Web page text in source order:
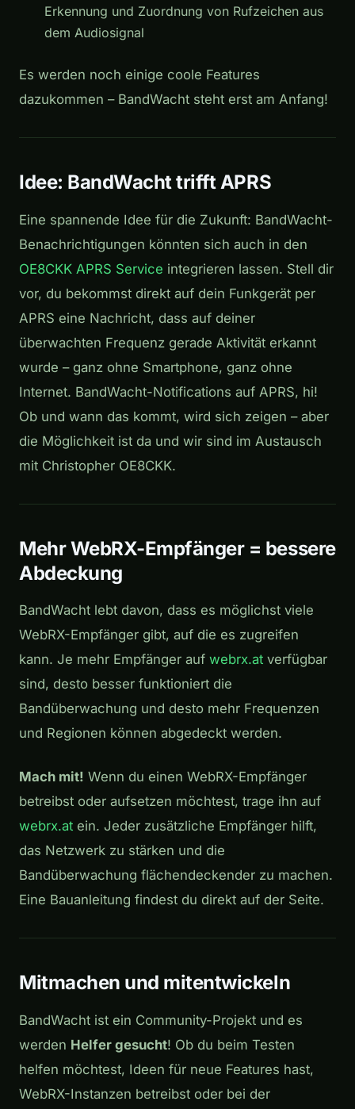
Erkennung und Zuordnung von Rufzeichen aus
dem Audiosignal
Es werden noch einige coole Features
dazukommen – BandWacht steht erst am Anfang!
Idee: BandWacht trifft APRS
Eine spannende Idee für die Zukunft: BandWacht-
Benachrichtigungen könnten sich auch in den
OE8CKK APRS Service integrieren lassen. Stell dir
vor, du bekommst direkt auf dein Funkgerät per
APRS eine Nachricht, dass auf deiner
überwachten Frequenz gerade Aktivität erkannt
wurde – ganz ohne Smartphone, ganz ohne
Internet. BandWacht-Notifications auf APRS, hi!
Ob und wann das kommt, wird sich zeigen – aber
die Möglichkeit ist da und wir sind im Austausch
mit Christopher OE8CKK.
Mehr WebRX-Empfänger = bessere
Abdeckung
BandWacht lebt davon, dass es möglichst viele
WebRX-Empfänger gibt, auf die es zugreifen
kann. Je mehr Empfänger auf webrx.at verfügbar
sind, desto besser funktioniert die
Bandüberwachung und desto mehr Frequenzen
und Regionen können abgedeckt werden.
Mach mit! Wenn du einen WebRX-Empfänger
betreibst oder aufsetzen möchtest, trage ihn auf
webrx.at ein. Jeder zusätzliche Empfänger hilft,
das Netzwerk zu stärken und die
Bandüberwachung flächendeckender zu machen.
Eine Bauanleitung findest du direkt auf der Seite.
Mitmachen und mitentwickeln
BandWacht ist ein Community-Projekt und es
werden Helfer gesucht! Ob du beim Testen
helfen möchtest, Ideen für neue Features hast,
WebRX-Instanzen betreibst oder bei der